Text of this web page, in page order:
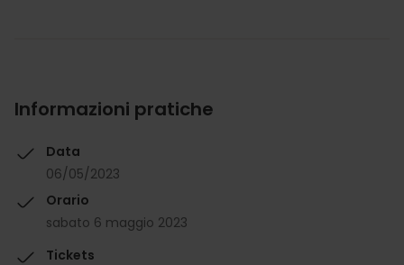
Informazioni pratiche
Data
06/05/2023
Orario
sabato 6 maggio 2023
Tickets